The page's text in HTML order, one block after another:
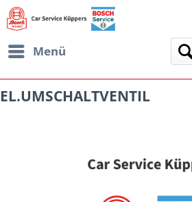
Menü
EL.UMSCHALTVENTIL